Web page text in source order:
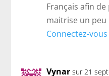
Français afin
maitrise un peu
Connectez-
Vynar sur 21